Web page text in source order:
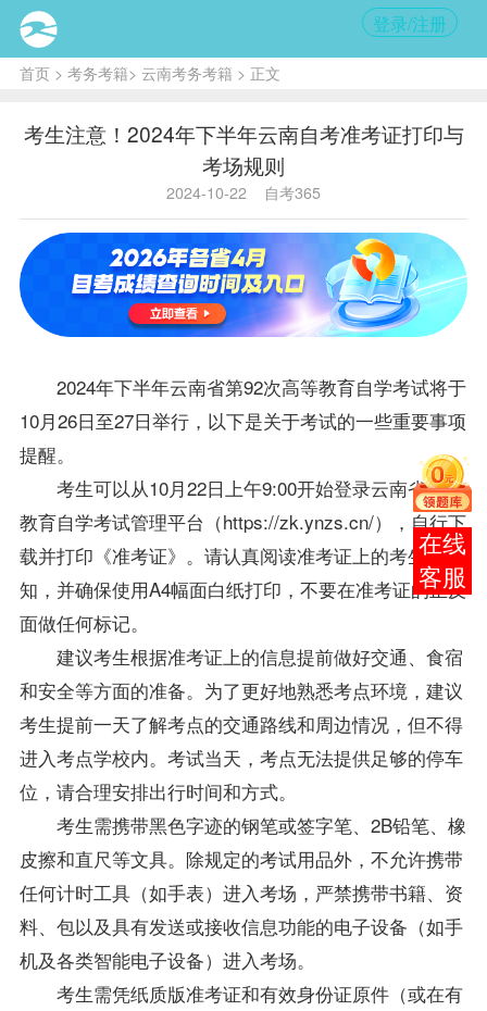
登录/注册
首页> 考务考籍> 云南考务考籍 > 正文
考生注意！2024年下半年云南自考准考证打印与
考场规则
2024-10-22 自考365
2024年下半年云南省第92次高等教育自学考试将于
10月26日至27日举行，以下是关于考试的一些重要事项
提醒。
考生可以从10月22日上午9:00开始登录云南省高等
教育自学考试管理平台（https://zk.ynzs.cn/），自行下
载并打印《准考证》。请认真阅读准考证上的考生须
知，并确保使用A4幅面白纸打印，不要在准考证的正反
面做任何标记。
建议考生根据准考证上的信息提前做好交通、食宿
和安全等方面的准备。为了更好地熟悉考点环境，建议
考生提前一天了解考点的交通路线和周边情况，但不得
进入考点学校内。考试当天，考点无法提供足够的停车
位，请合理安排出行时间和方式。
考生需携带黑色字迹的钢笔或签字笔、2B铅笔、橡
皮擦和直尺等文具。除规定的考试用品外，不允许携带
任何计时工具（如手表）进入考场，严禁携带书籍、资
料、包以及具有发送或接收信息功能的电子设备（如手
机及各类智能电子设备）进入考场。
考生需凭纸质版准考证和有效身份证原件（或在有
在线
客服